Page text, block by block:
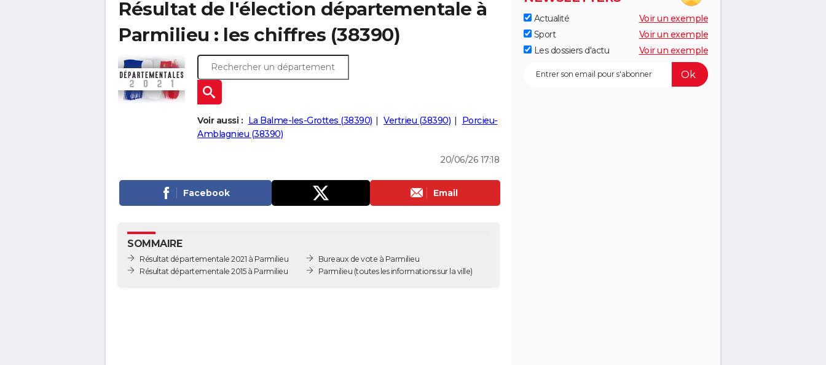
Résultat de l'élection départementale à
Parmilieu : les chiffres (38390)
Voir aussi : La Balme-les-Grottes (38390) Vertrieu (38390)
Porcieu-
Amblagnieu (38390)
20/06/26 17:18
Facebook Email
SOMMAIRE
Résultat départementale 2021 à Parmilieu
Résultat départementale 2015 à Parmilieu
Bureaux de vote à Parmilieu
Parmilieu (toutes les informations sur la ville)
Actualité
Voir un exemple
Sport
Voir un exemple
Les dossiers d'actu
Voir un exemple